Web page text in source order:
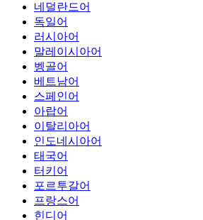
네덜란드어
독일어
러시아어
말레이시아어
벵골어
베트남어
스페인어
아랍어
이탈리아어
인도네시아어
태국어
터키어
포르투갈어
프랑스어
힌디어